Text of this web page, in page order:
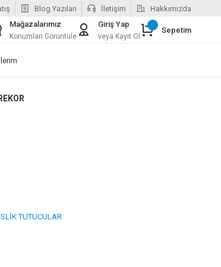
Blog Yazıları İletişim Hakkımızda
Mağazalarımız
Konumları Görüntüle
Giriş Yap
veya Kayıt Ol
Sepetim
TUTUCULAR